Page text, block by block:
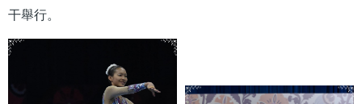
干舉行。